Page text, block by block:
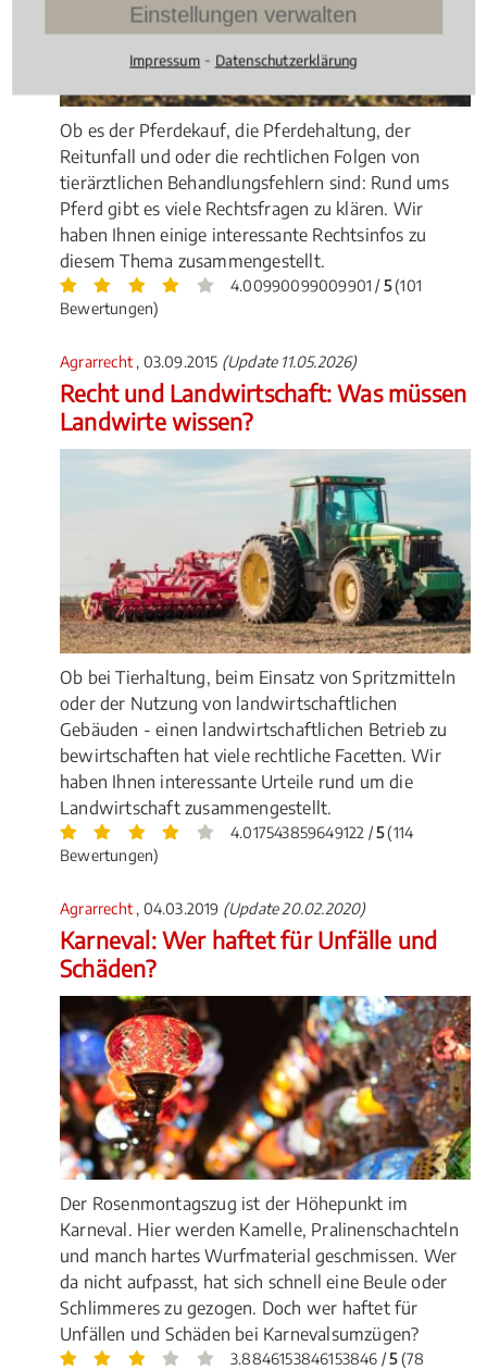
Ob es der Pferdekauf, die Pferdehaltung, der
Reitunfall und oder die rechtlichen Folgen von
tierärztlichen Behandlungsfehlern sind: Rund ums
Pferd gibt es viele Rechtsfragen zu klären. Wir
haben Ihnen einige interessante Rechtsinfos zu
diesem Thema zusammengestellt.
4.00990099009901 / 5(101
Bewertungen)
Agrarrecht , 03.09.2015 (Update 11.05.2026)
Recht und Landwirtschaft: Was müssen
Landwirte wissen?
Ob bei Tierhaltung, beim Einsatz von Spritzmitteln
oder der Nutzung von landwirtschaftlichen
Gebäuden - einen landwirtschaftlichen Betrieb zu
bewirtschaften hat viele rechtliche Facetten. Wir
haben Ihnen interessante Urteile rund um die
Landwirtschaft zusammengestellt.
4.017543859649122 /5(114
Bewertungen)
Agrarrecht , 04.03.2019 (Update 20.02.2020)
Karneval: Wer haftet für Unfälle und
Schäden?
Der Rosenmontagszug ist der Höhepunkt im
Karneval. Hier werden Kamelle, Pralinenschachteln
und manch hartes Wurfmaterial geschmissen. Wer
da nicht aufpasst, hat sich schnell eine Beule oder
Schlimmeres zu gezogen. Doch wer haftet für
Unfällen und Schäden bei Karnevalsumzügen?
3.8846153846153846 /5(78
Einstellungen verwalten
Impressum ⁃ Datenschutzerklärung